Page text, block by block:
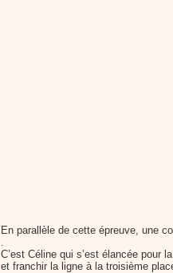
En parallèle de cette épreuve, une
C’est Céline qui s’est élancée pour
et franchir la ligne à la troisième